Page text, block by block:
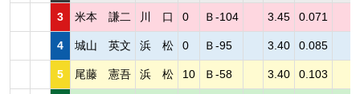
3 米本 謙二 川 口 0 Ｂ-104 3.45 0.071
4 城山 英文 浜 松 0 Ｂ-95 3.40 0.085
5 尾藤 憲吾 浜 松 10 Ｂ-58 3.40 0.103